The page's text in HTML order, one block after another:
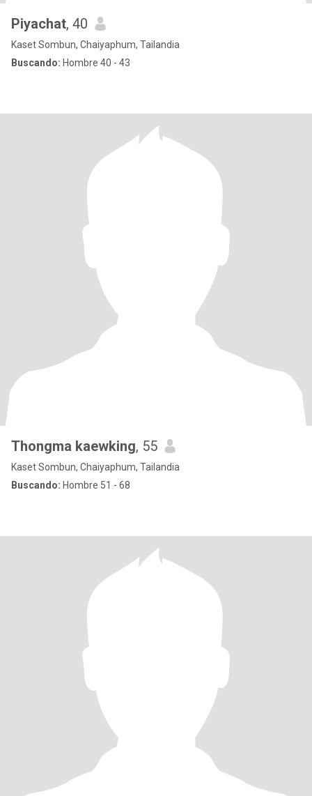
Piyachat, 40
Kaset Sombun, Chaiyaphum, Tailandia
Buscando: Hombre 40 - 43
Thongma kaewking, 55
Kaset Sombun, Chaiyaphum, Tailandia
Buscando: Hombre 51 - 68